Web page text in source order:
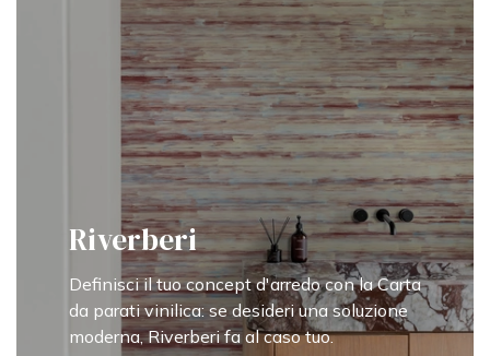
Riverberi
Definisci il tuo concept d'arredo con la Carta
da parati vinilica: se desideri una soluzione
moderna, Riverberi fa al caso tuo.